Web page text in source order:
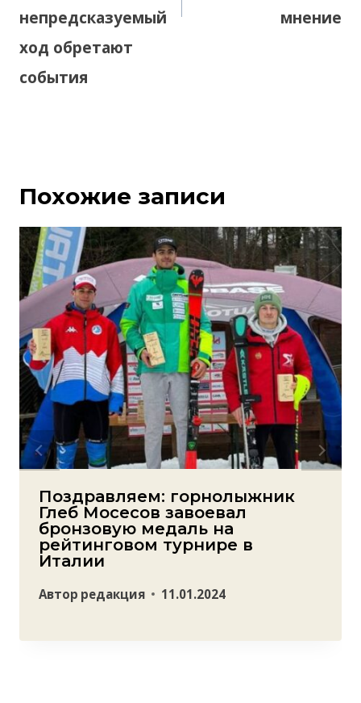
непредсказуемый
ход обретают
события
мнение
Похожие записи
Поздравляем: горнолыжник
Глеб Мосесов завоевал
бронзовую медаль на
рейтинговом турнире в
Италии
Автор редакция 11.01.2024